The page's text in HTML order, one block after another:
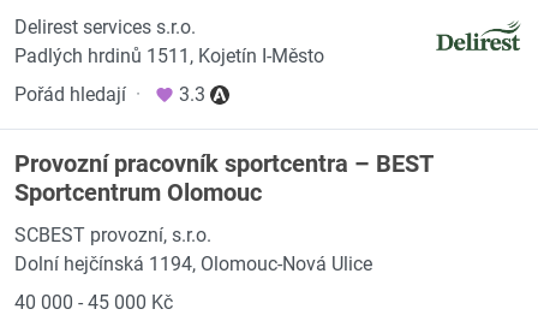
Delirest services s.r.o.
Padlých hrdinů 1511, Kojetín I-Město
Pořád hledají · 3.3
Provozní pracovník sportcentra – BEST
Sportcentrum Olomouc
SCBEST provozní, s.r.o.
Dolní hejčínská 1194, Olomouc-Nová Ulice
40 000 - 45 000 Kč